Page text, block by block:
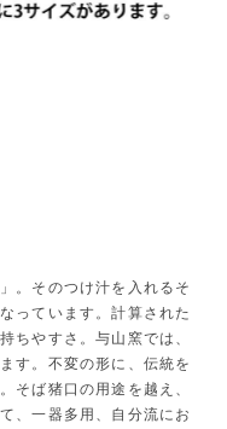
。そのつけ汁を入れるそ
っています。計算された
ちやすさ。与山窯では、
す。不変の形に、伝統を
そば猪口の用途を越え、
、一器多用、自分流にお